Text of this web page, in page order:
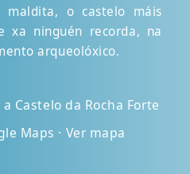
maldita, o castelo máis
xa ninguén recorda, na
arqueolóxico.
Castelo da Rocha Forte
Maps · Ver mapa